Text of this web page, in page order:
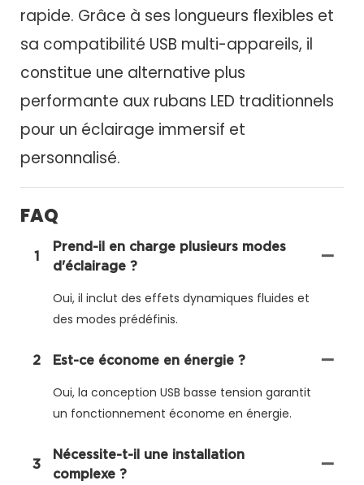
rapide. Grâce à ses longueurs flexibles et
sa compatibilité USB multi-appareils, il
constitue une alternative plus
performante aux rubans LED traditionnels
pour un éclairage immersif et
personnalisé.
FAQ
1
Prend-il en charge plusieurs modes
d'éclairage ?
Oui, il inclut des effets dynamiques fluides et
des modes prédéfinis.
2 Est-ce économe en énergie ?
Oui, la conception USB basse tension garantit
un fonctionnement économe en énergie.
3
Nécessite-t-il une installation
complexe ?